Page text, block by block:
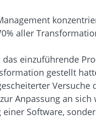
aller
einzuführende
gestellt
Versuche
Anpassung an
Software,